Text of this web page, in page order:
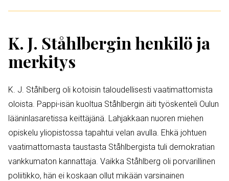
K. J. Ståhlbergin henkilö ja
merkitys
K. J. Ståhlberg oli kotoisin taloudellisesti vaatimattomista
oloista. Pappi-isän kuoltua Ståhlbergin äiti työskenteli Oulun
lääninlasaretissa keittäjänä. Lahjakkaan nuoren miehen
opiskelu yliopistossa tapahtui velan avulla. Ehkä johtuen
vaatimattomasta taustasta Ståhlbergista tuli demokratian
vankkumaton kannattaja. Vaikka Ståhlberg oli porvarillinen
poliitikko, hän ei koskaan ollut mikään varsinainen